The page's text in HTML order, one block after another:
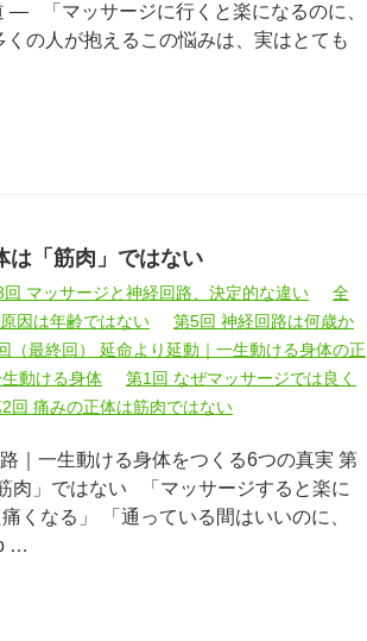
― 「マッサージに行くと楽になるのに、
くの人が抱えるこの悩みは、実はとても
は「筋肉」ではない
回 マッサージと神経回路、決定的な違い
全
因は年齢ではない
第5回 神経回路は何歳か
（最終回） 延命より延動｜一生動ける身体の正
動ける身体
第1回 なぜマッサージでは良く
回 痛みの正体は筋肉ではない
｜一生動ける身体をつくる6つの真実 第
肉」ではない 「マッサージすると楽に
くなる」 「通っている間はいいのに、
…